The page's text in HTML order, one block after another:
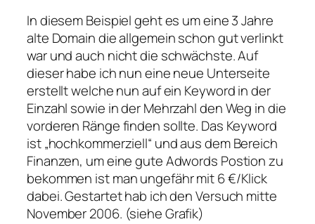
In diesem Beispiel geht es um eine 3 Jahre
alte Domain die allgemein schon gut verlinkt
war und auch nicht die schwächste. Auf
dieser habe ich nun eine neue Unterseite
erstellt welche nun auf ein Keyword in der
Einzahl sowie in der Mehrzahl den Weg in die
vorderen Ränge finden sollte. Das Keyword
ist „hochkommerziell“ und aus dem Bereich
Finanzen, um eine gute Adwords Postion zu
bekommen ist man ungefähr mit 6 €/Klick
dabei. Gestartet hab ich den Versuch mitte
November 2006. (siehe Grafik)